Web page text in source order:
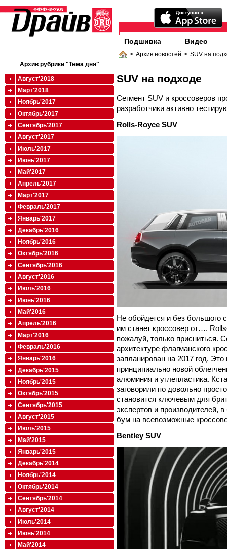
Подшивка Видео
> Архив новостей > SUV на
SUV на подходе
Сегмент SUV и кроссоверов
разработчики активно
Rolls-Royce SUV
Не обойдется и без большого
им станет кроссовер от….
пожалуй, только присниться.
архитектуре флагманского
запланирован на 2017 год.
принципиально новой
алюминия и углепластика.
заговорили по довольно
становится ключевым для
экспертов и производителей,
бум на всевозможные
BentleySUV
Архив рубрики "Тема дня"
Август'2018
Март'2018
Ноябрь'2017
Октябрь'2017
Сентябрь'2017
Август'2017
Июль'2017
Июнь'2017
Май'2017
Апрель'2017
Март'2017
Февраль'2017
Январь'2017
Декабрь'2016
Ноябрь'2016
Октябрь'2016
Сентябрь'2016
Август'2016
Июль'2016
Июнь'2016
Май'2016
Апрель'2016
Март'2016
Февраль'2016
Январь'2016
Декабрь'2015
Ноябрь'2015
Октябрь'2015
Сентябрь'2015
Август'2015
Июль'2015
Май'2015
Январь'2015
Декабрь'2014
Ноябрь'2014
Октябрь'2014
Сентябрь'2014
Август'2014
Июль'2014
Июнь'2014
Май'2014